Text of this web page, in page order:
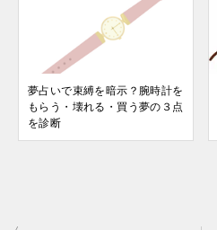
夢占いで束縛を暗示？腕時計を
もらう・壊れる・買う夢の３点
を診断